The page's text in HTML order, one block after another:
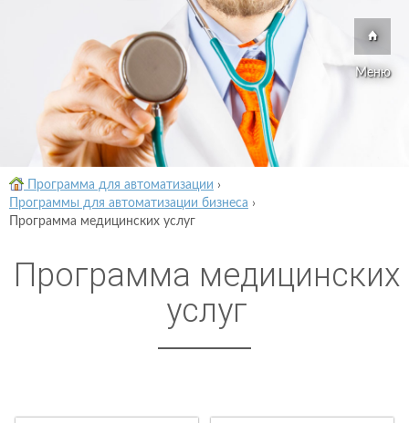
Меню
Программа для автоматизации ›
Программы для автоматизации бизнеса ›
Программа медицинских услуг
Программа медицинских
услуг